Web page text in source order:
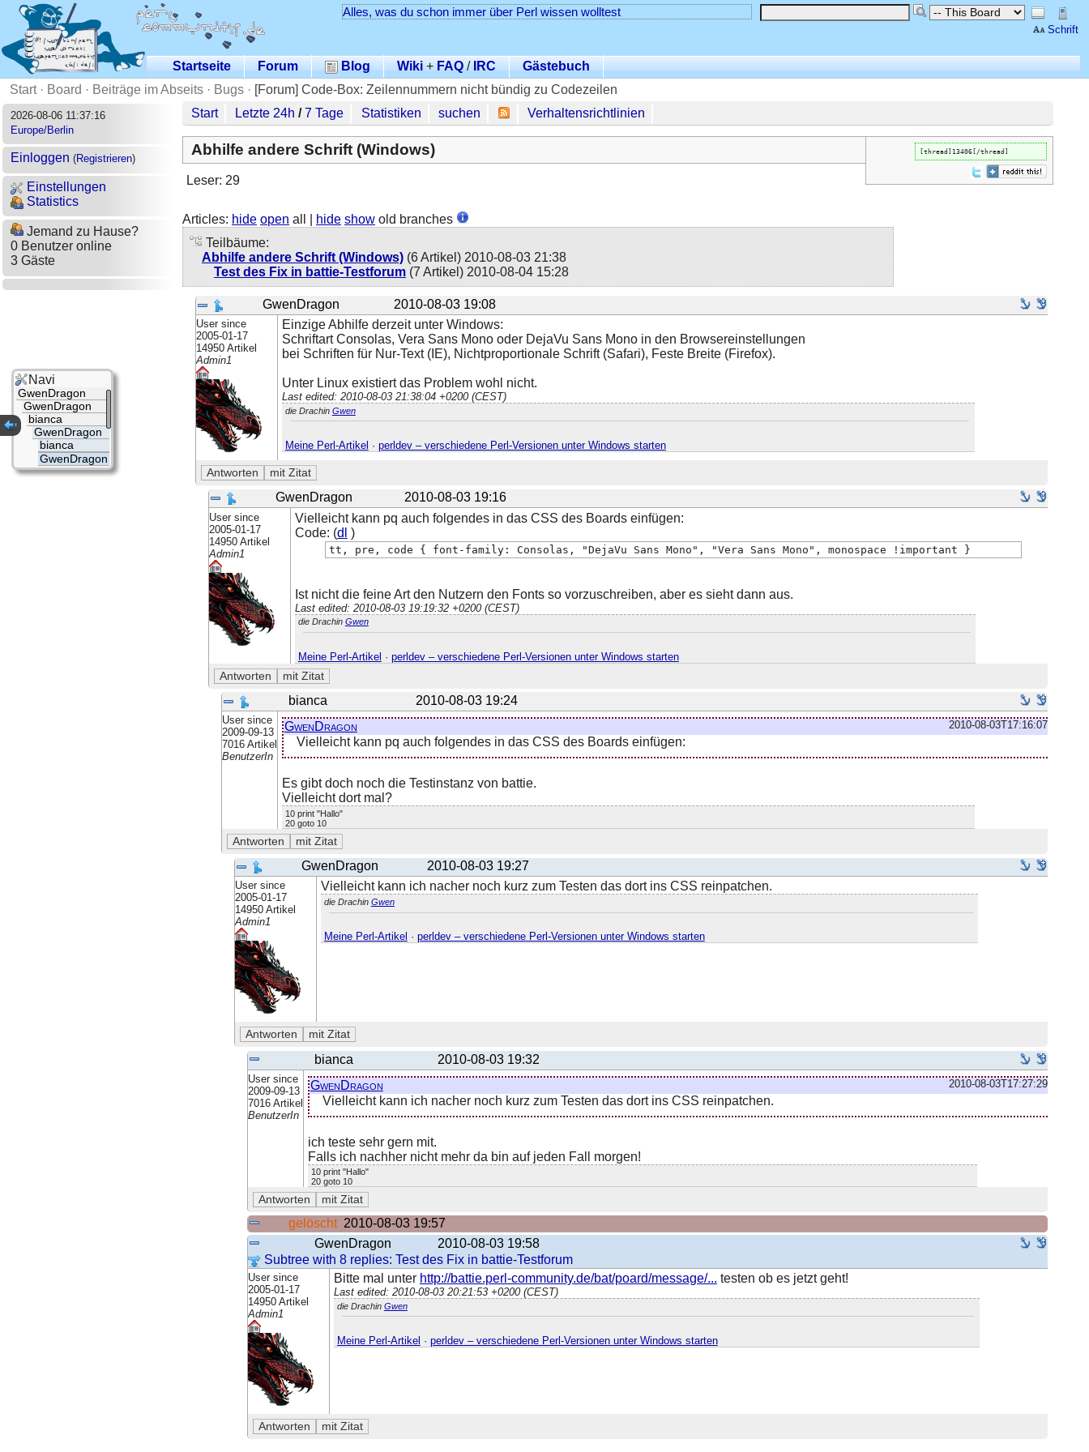
Schrift
Alles, was du schon immer über Perl wissen wolltest
Startseite Forum Blog Wiki+ FAQ /IRC
Gästebuch
Start· Board · Beiträge im Abseits · Bugs · [Forum] Code-Box: Zeilennummern nicht bündig zu Codezeilen
2026-08-06 11:37:16
Europe/Berlin
Einloggen (Registrieren)
Einstellungen
Statistics
Jemand zu Hause?
0 Benutzer online
3 Gäste
Start Letzte 24h /7 Tage Statistiken suchen Verhaltensrichtlinien
[thread]13406[/thread]
Abhilfe andere Schrift (Windows)
Leser: 29
Articles: hide open all | hide show old branches
Teilbäume:
Abhilfe andere Schrift (Windows) (6 Artikel) 2010-08-03 21:38
Test des Fix in battie-Testforum (7 Artikel) 2010-08-04 15:28
GwenDragon 2010-08-03 19:08
User since
2005-01-17
14950 Artikel
Admin1
Einzige Abhilfe derzeit unter Windows:
Schriftart Consolas, Vera Sans Mono oder DejaVu Sans Mono in den Browsereinstellungen
bei Schriften für Nur-Text (IE), Nichtproportionale Schrift (Safari), Feste Breite (Firefox).
Unter Linux existiert das Problem wohl nicht.
Last edited: 2010-08-03 21:38:04 +0200 (CEST)
die Drachin Gwen
Meine Perl-Artikel · perldev – verschiedene Perl-Versionen unter Windows starten
GwenDragon 2010-08-03 19:16
User since
2005-01-17
14950 Artikel
Admin1
Vielleicht kann pq auch folgendes in das CSS des Boards einfügen:
Code: (dl )
tt, pre, code { font-family: Consolas, "DejaVu Sans Mono", "Vera Sans Mono", monospace !important }
Ist nicht die feine Art den Nutzern den Fonts so vorzuschreiben, aber es sieht dann aus.
Last edited: 2010-08-03 19:19:32 +0200 (CEST)
die Drachin Gwen
Meine Perl-Artikel · perldev – verschiedene Perl-Versionen unter Windows starten
bianca 2010-08-03 19:24
User since
2009-09-13
7016 Artikel
BenutzerIn
2010-08-03T17:16:07
GwenDragon
Vielleicht kann pq auch folgendes in das CSS des Boards einfügen:
Es gibt doch noch die Testinstanz von battie.
Vielleicht dort mal?
10 print "Hallo"
20 goto 10
GwenDragon 2010-08-03 19:27
User since
2005-01-17
14950 Artikel
Admin1
Vielleicht kann ich nacher noch kurz zum Testen das dort ins CSS reinpatchen.
die Drachin Gwen
Meine Perl-Artikel · perldev – verschiedene Perl-Versionen unter Windows starten
bianca 2010-08-03 19:32
User since
2009-09-13
7016 Artikel
BenutzerIn
2010-08-03T17:27:29
GwenDragon
Vielleicht kann ich nacher noch kurz zum Testen das dort ins CSS reinpatchen.
ich teste sehr gern mit.
Falls ich nachher nicht mehr da bin auf jeden Fall morgen!
10 print "Hallo"
20 goto 10
gelöscht 2010-08-03 19:57
GwenDragon
2010-08-03 19:58
Subtree with 8 replies: Test des Fix in battie-Testforum
User since
2005-01-17
14950 Artikel
Admin1
Bitte mal unter http://battie.perl-community.de/bat/poard/message/... testen ob es jetzt geht!
Last edited: 2010-08-03 20:21:53 +0200 (CEST)
die Drachin Gwen
Meine Perl-Artikel · perldev – verschiedene Perl-Versionen unter Windows starten
Navi
GwenDragon
GwenDragon
bianca
GwenDragon
bianca
GwenDragon